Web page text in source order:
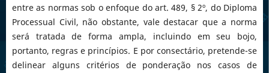
entre as normas sob o enfoque do art. 489, § 2º, do Diploma
Processual Civil, não obstante, vale destacar que a norma
será tratada de forma ampla, incluindo em seu bojo,
portanto, regras e princípios. E por consectário, pretende-se
delinear alguns critérios de ponderação nos casos de